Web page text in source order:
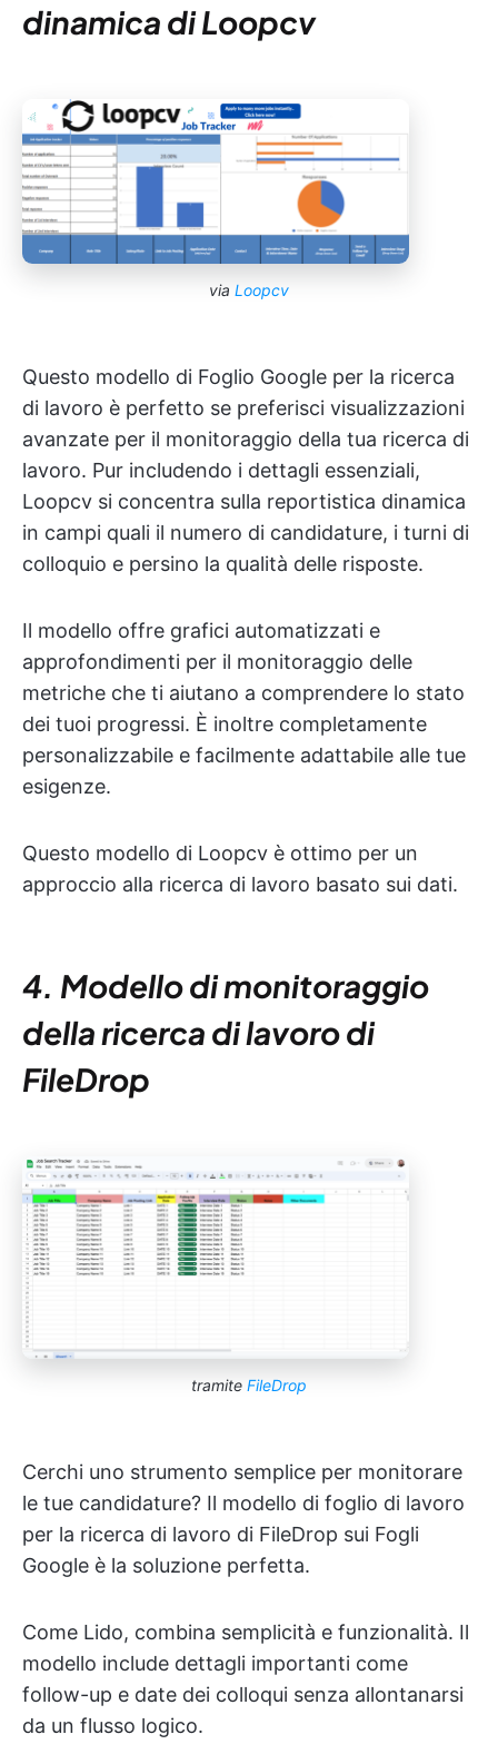
dinamica di Loopcv
via Loopcv
Questo modello di Foglio Google per la ricerca
di lavoro è perfetto se preferisci visualizzazioni
avanzate per il monitoraggio della tua ricerca di
lavoro. Pur includendo i dettagli essenziali,
Loopcv si concentra sulla reportistica dinamica
in campi quali il numero di candidature, i turni di
colloquio e persino la qualità delle risposte.
Il modello offre grafici automatizzati e
approfondimenti per il monitoraggio delle
metriche che ti aiutano a comprendere lo stato
dei tuoi progressi. È inoltre completamente
personalizzabile e facilmente adattabile alle tue
esigenze.
Questo modello di Loopcv è ottimo per un
approccio alla ricerca di lavoro basato sui dati.
4. Modello di monitoraggio
della ricerca di lavoro di
FileDrop
tramite FileDrop
Cerchi uno strumento semplice per monitorare
le tue candidature? Il modello di foglio di lavoro
per la ricerca di lavoro di FileDrop sui Fogli
Google è la soluzione perfetta.
Come Lido, combina semplicità e funzionalità. Il
modello include dettagli importanti come
follow-up e date dei colloqui senza allontanarsi
da un flusso logico.